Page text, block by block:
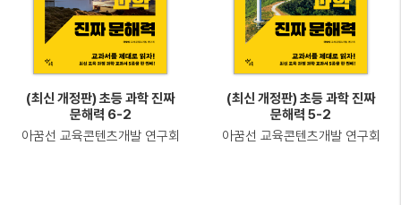
(최신 개정판) 초등 과학 진짜
문해력 6-2
아꿈선 교육콘텐츠개발 연구회
(최신 개정판) 초등 과학 진짜
문해력 5-2
아꿈선 교육콘텐츠개발 연구회